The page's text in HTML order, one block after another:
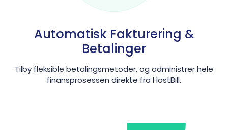
Automatisk Fakturering &
Betalinger
Tilby fleksible betalingsmetoder, og administrer hele
finansprosessen direkte fra HostBill.